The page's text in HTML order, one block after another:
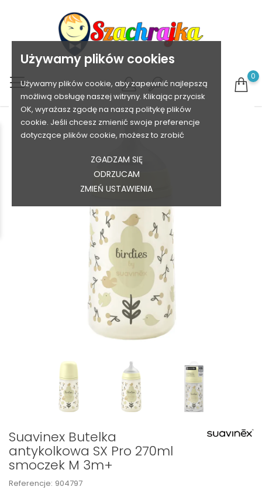
Używamy plików cookies
Używamy plików cookie, aby zapewnić najlepszą
możliwą obsługę naszej witryny. Klikając przycisk
OK, wyrażasz zgodę na naszą politykę plików
cookie. Jeśli chcesz zmienić swoje preferencje
dotyczące plików cookie, możesz to zrobić
ZGADZAM SIĘ
ODRZUCAM
ZMIEŃ USTAWIENIA
0
Suavinex Butelka
antykolkowa SX Pro 270ml
smoczek M 3m+
Referencje: 904797